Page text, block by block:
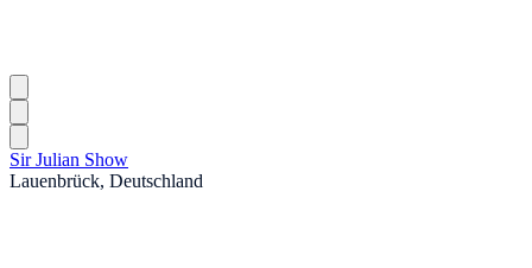
Sir Julian Show
Lauenbrück, Deutschland